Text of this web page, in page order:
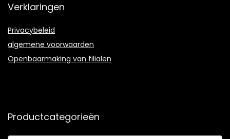
Verklaringen
Privacybeleid
algemene voorwaarden
Openbaarmaking van filialen
Productcategorieën